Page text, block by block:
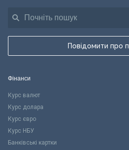
Повідомити про
Фінанси
Курс валют
Курс долара
Курс євро
Курс НБУ
Банківські картки